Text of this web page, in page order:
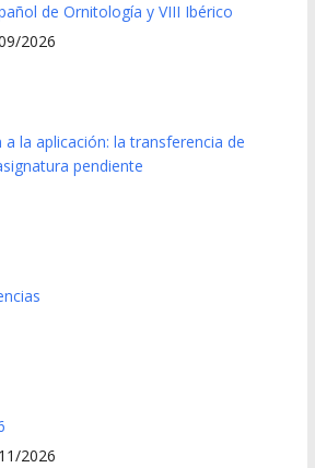
de Ornitología y VIII Ibérico
2026
la aplicación: la transferencia de
pendiente
2026